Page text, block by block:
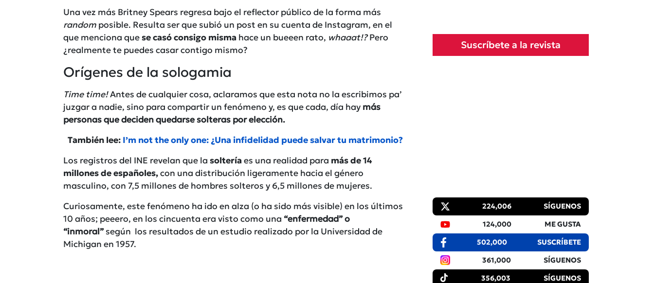
Una vez más Britney Spears regresa bajo el reflector público de la forma más
random posible. Resulta ser que subió un post en su cuenta de Instagram, en el
que menciona quese casó consigo misma hace un bueeen rato, whaaat!?Pero
¿realmente te puedes casar contigo mismo?
Orígenes de la sologamia
Time time!Antes de cualquier cosa, aclaramos que esta nota no la escribimos pa’
juzgar a nadie, sino para compartir un fenómeno y, es que cada, día hay más
personas que deciden quedarse solteras por elección.
También lee: I’m not the only one: ¿Una infidelidad puede salvar tu matrimonio?
Los registros del INE revelan que la soltería es una realidad para más de 14
millones de españoles,con una distribución ligeramente hacia el género
masculino, con 7,5 millones de hombres solteros y 6,5 millones de mujeres.
Curiosamente, este fenómeno ha ido en alza (o ha sido más visible) en los últimos
10 años; peeero, en los cincuenta era visto como una “enfermedad” o
“inmoral”según los resultados de un estudio realizado por la Universidad de
Michigan en 1957.
Suscríbete a la revista
224,006 SÍGUENOS
124,000 ME GUSTA
502,000 SUSCRÍBETE
361,000 SÍGUENOS
356,003 SÍGUENOS